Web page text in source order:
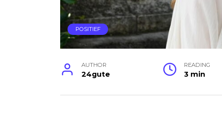
POSITIEF
AUTHOR
24gute
READING
3 min